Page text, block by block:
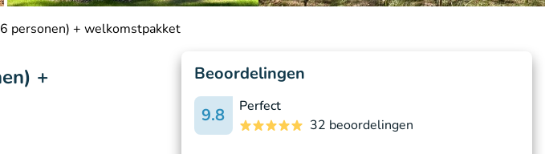
personen) + welkomstpakket
+
Beoordelingen
9.8
Perfect
32 beoordelingen